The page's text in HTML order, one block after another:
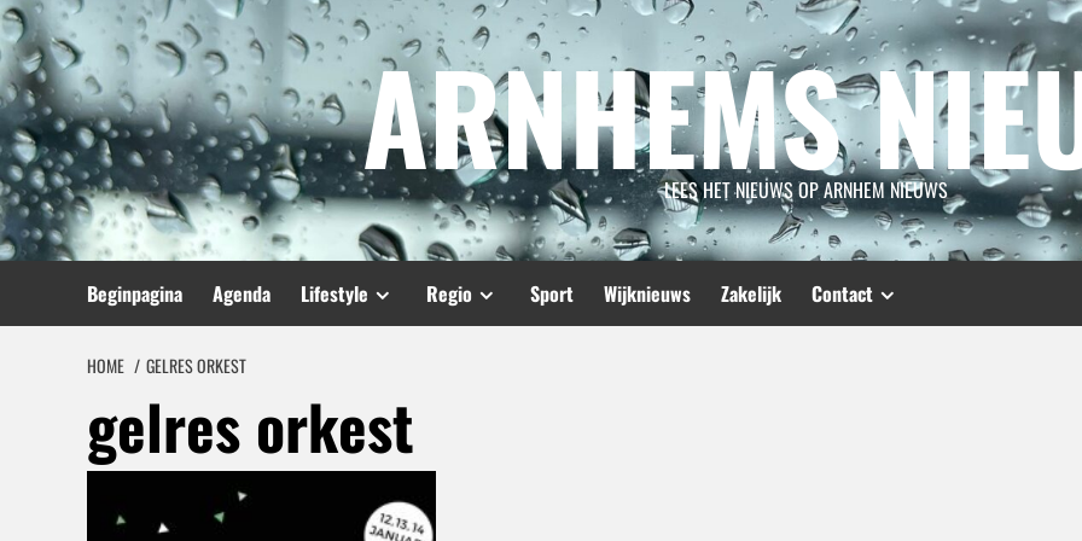
Spring
naar
inhoud
ARNHEMS
LEES HET NIEUWS OP ARNHEM NIEUWS
Beginpagina Agenda Lifestyle Regio Sport Wijknieuws Zakelijk Contact
HOME GELRES ORKEST
gelres orkest